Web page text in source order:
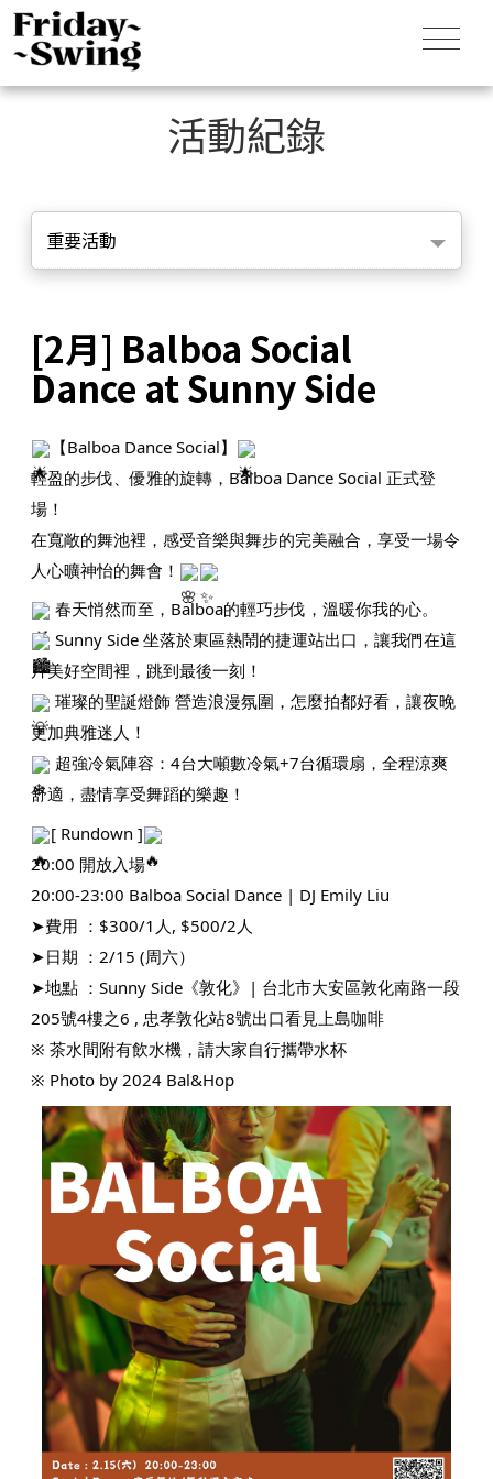
活動紀錄
重要活動
[2月] Balboa Social
Dance at Sunny Side
【Balboa Dance Social】
輕盈的步伐、優雅的旋轉，Balboa Dance Social 正式登
場！
在寬敞的舞池裡，感受音樂與舞步的完美融合，享受一場令
人心曠神怡的舞會！
春天悄然而至，Balboa的輕巧步伐，溫暖你我的心。
Sunny Side 坐落於東區熱鬧的捷運站出口，讓我們在這
片美好空間裡，跳到最後一刻！
璀璨的聖誕燈飾 營造浪漫氛圍，怎麼拍都好看，讓夜晚
更加典雅迷人！
超強冷氣陣容：4台大噸數冷氣+7台循環扇，全程涼爽
舒適，盡情享受舞蹈的樂趣！
[ Rundown ]
20:00 開放入場
20:00-23:00 Balboa Social Dance | DJ Emily Liu
➤費用 ：$300/1人, $500/2人
➤日期 ：2/15 (周六）
➤地點 ：Sunny Side《敦化》| 台北市大安區敦化南路一段
205號4樓之6 , 忠孝敦化站8號出口看見上島咖啡
※ 茶水間附有飲水機，請大家自行攜帶水杯
※ Photo by 2024 Bal&Hop